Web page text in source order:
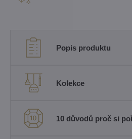
Popis produktu
Kolekce
10 důvodů proč si